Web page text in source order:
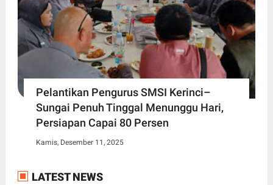
Pelantikan Pengurus SMSI Kerinci–
Sungai Penuh Tinggal Menunggu Hari,
Persiapan Capai 80 Persen
Kamis, Desember 11, 2025
LATEST NEWS